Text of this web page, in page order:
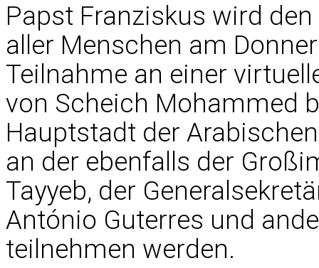
Papst Franziskus wird
aller Menschen am
Teilnahme an einer
von Scheich Mohammed
Hauptstadt der
an der ebenfalls der
Tayyeb, der
António Guterres und
teilnehmen werden.